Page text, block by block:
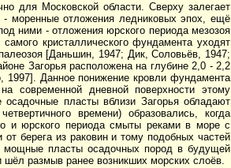
для Московской области. Сверху залегает
- моренные отложения ледниковых эпох, ещё
ними - отложения юрского периода мезозоя
кристаллического фундамента уходят
[Даньшин, 1947; Дик, Соловьёв, 1947;
Загорья расположена на глубине 2,0 - 2,2
Данное понижение кровли фундамента
современной дневной поверхности этому
пласты вблизи Загорья обладают
времени) образовались, когда
и юрского периода смыты реками в море с
берега из раковин и тому подобных частей
мощные пласты осадочных пород в будущей
размыв ранее возникших морских слоёв.